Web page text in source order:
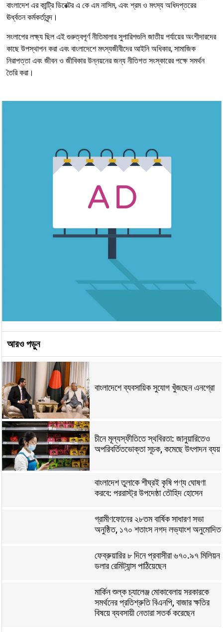
বাংলাদেশ এর কান্ট্রি ডিরেক্টর এ কে এম নাসিম, এবং শ্রম ও মৎস্য অধিদপ্তরের
ঊর্ধ্বতন কর্মকর্তাবৃন্দ।
সংলাপের লক্ষ্য ছিল এই গুরুত্বপূর্ণ নীতিমালার সুপারিশগুলি জাতীয় পর্যায়ের অংশীদারদের
কাছে উপস্থাপন করা এবং বাংলাদেশে মৎস্যজীবীদের আইনি অধিকার, সামাজিক
নিরাপত্তা এবং জীবন ও জীবিকার উন্নয়নের জন্য নীতিগত সংস্কারের পক্ষে সমর্থন
তৈরি করা।
আরও পড়ুন
বাংলাদেশে ব্যবসায়িক সুযোগ খুঁজছেন এনগ্রো
চীনে মূল্যস্ফীতিতে স্থবিরতা: জানুয়ারিতেও
অপরিবর্তিতভোক্তা সূচক, কমেছে উৎপাদন ব্যয়
বাংলাদেশ তুলাকে শীঘ্রই কৃষি পণ্য ঘোষণা
করবে: পররাস্ট্র উপদেষ্ঠা তৌহিদ হোসেন
গ্রামীণফোনের ২৮তম বার্ষিক সাধারণ সভা
অনুষ্ঠিত, ১৭০ শতাংস নগদ লভ্যাংশ অনুমোদিত
ফেব্রুয়ারির ৮ দিনে প্রবাসীরা ৬৭০.৯৭ মিলিয়ন
ডলার রেমিট্যান্স পাঠিয়েছেন
মার্কিন শুল্ক চ্যালেঞ্জ মোকাবেলায় সরকারকে
সমর্থনের প্রতিশ্রুতি বিএনপি, বাজার ক্ষতির
বিষয়ে ব্যবসায়ী নেতারা সতর্ক করেছেন